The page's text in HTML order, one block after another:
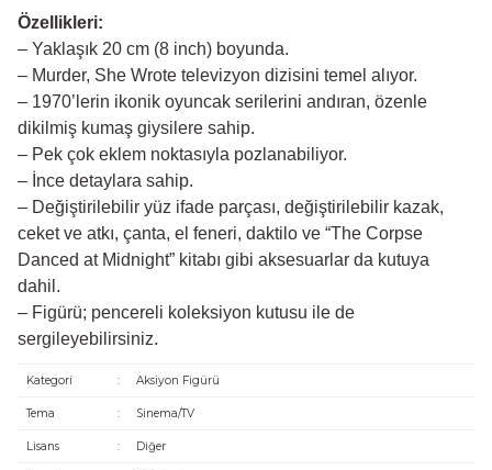
Özellikleri:
– Yaklaşık 20 cm (8 inch) boyunda.
– Murder, She Wrote televizyon dizisini temel alıyor.
– 1970’lerin ikonik oyuncak serilerini andıran, özenle
dikilmiş kumaş giysilere sahip.
– Pek çok eklem noktasıyla pozlanabiliyor.
– İnce detaylara sahip.
– Değiştirilebilir yüz ifade parçası, değiştirilebilir kazak,
ceket ve atkı, çanta, el feneri, daktilo ve “The Corpse
Danced at Midnight” kitabı gibi aksesuarlar da kutuya
dahil.
– Figürü; pencereli koleksiyon kutusu ile de
sergileyebilirsiniz.
Kategori : Aksiyon Figürü
Tema : Sinema/TV
Lisans : Diğer